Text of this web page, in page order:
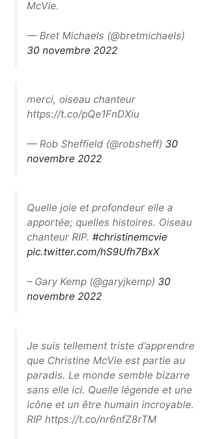
McVie.
— Bret Michaels (@bretmichaels)
30 novembre 2022
merci, oiseau chanteur
https://t.co/pQe1FnDXiu
— Rob Sheffield (@robsheff) 30
novembre 2022
Quelle joie et profondeur elle a
apportée; quelles histoires. Oiseau
chanteur RIP. #christinemcvie
pic.twitter.com/hS9Ufh7BxX
– Gary Kemp (@garyjkemp) 30
novembre 2022
Je suis tellement triste d’apprendre
que Christine McVie est partie au
paradis. Le monde semble bizarre
sans elle ici. Quelle légende et une
icône et un être humain incroyable.
RIP https://t.co/nr6nfZ8rTM